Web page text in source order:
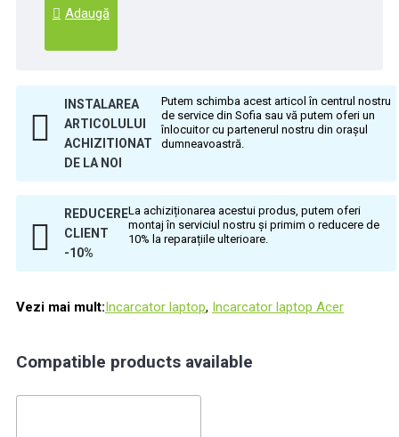
Adaugă
INSTALAREA
ARTICOLULUI
ACHIZITIONAT
DE LA NOI
Putem schimba acest articol în centrul nostru
de service din Sofia sau vă putem oferi un
înlocuitor cu partenerul nostru din orașul
dumneavoastră.
REDUCERE
CLIENT
-10%
La achiziționarea acestui produs, putem oferi
montaj în serviciul nostru și primim o reducere de
10% la reparațiile ulterioare.
Vezi mai mult:Incarcator laptop, Incarcator laptop Acer
Compatible products available